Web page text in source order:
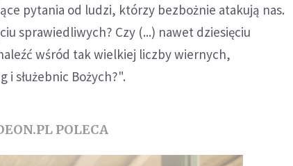
pytania od ludzi, którzy bezbożnie atakują nas.
sprawiedliwych? Czy (...) nawet dziesięciu
wśród tak wielkiej liczby wiernych,
i służebnic Bożych?".
POLECA